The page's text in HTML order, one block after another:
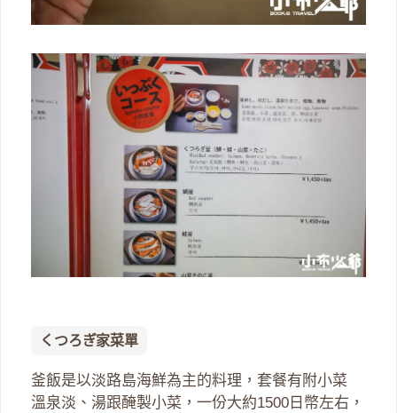
くつろぎ家菜單
釜飯是以淡路島海鮮為主的料理，套餐有附小菜
溫泉淡、湯跟醃製小菜，一份大約1500日幣左右，